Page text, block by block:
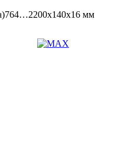
764…2200х140х16 мм